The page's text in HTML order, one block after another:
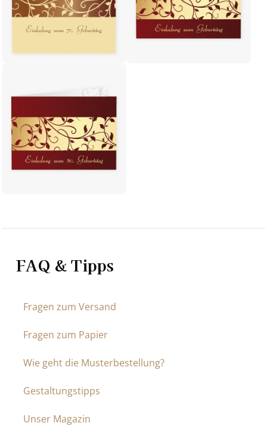
FAQ & Tipps
Fragen zum Versand
Fragen zum Papier
Wie geht die Musterbestellung?
Gestaltungstipps
Unser Magazin